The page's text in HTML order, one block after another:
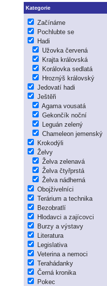
Kategorie
Začínáme
Pochlubte se
Hadi
Užovka červená
Krajta královská
Korálovka sedlatá
Hroznýš královský
Jedovatí hadi
Ještěři
Agama vousatá
Gekončík noční
Leguán zelený
Chameleon jemenský
Krokodýli
Želvy
Želva zelenavá
Želva čtyřprstá
Želva nádherná
Obojživelníci
Terárium a technika
Bezobratlí
Hlodavci a zajícovci
Burzy a výstavy
Literatura
Legislativa
Veterina a nemoci
Terahádanky
Černá kronika
Pokec